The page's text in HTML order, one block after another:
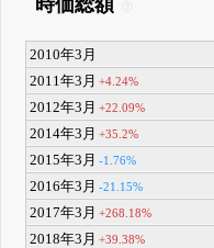
時価総額
2010年3月
2011年3月 +4.24%
2012年3月 +22.09%
2014年3月 +35.2%
2015年3月 -1.76%
2016年3月 -21.15%
2017年3月 +268.18%
2018年3月 +39.38%